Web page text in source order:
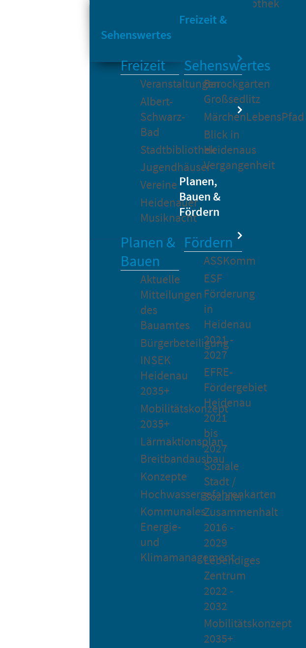
Bikesharing
Stadtbibliothek
Freizeit &
Sehenswertes
Freizeit
Veranstaltungen
Albert-
Schwarz-
Bad
Stadtbibliothek
Jugendhäuser
Vereine
Heidenauer
Musiknacht
Sehenswertes
Barockgarten
Großsedlitz
MärchenLebensPfad
Blick in
Heidenaus
Vergangenheit
Planen,
Bauen &
Fördern
Planen &
Bauen
Aktuelle
Mitteilungen
des
Bauamtes
Bürgerbeteiligung
INSEK
Heidenau
2035+
Mobilitätskonzept
2035+
Lärmaktionsplan
Breitbandausbau
Konzepte
Hochwassergefahrenkarten
Kommunales
Energie-
und
Klimamanagement
Fördern
ASSKomm
ESF
Förderung
in
Heidenau
2021 -
2027
EFRE-
Fördergebiet
Heidenau
2021
bis
2027
Soziale
Stadt /
Sozialer
Zusammenhalt
2016 -
2029
Lebendiges
Zentrum
2022 -
2032
Mobilitätskonzept
2035+